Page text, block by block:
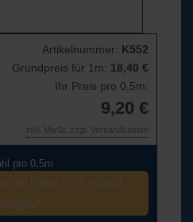
Artikelnummer: K552
Grundpreis für 1m: 18,40 €
Ihr Preis pro 0,5m:
9,20 €
inkl. MwSt. zzgl. Versandkosten
pro 0,5m
mich sobald